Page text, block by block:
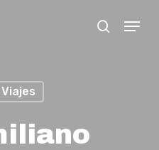
search
Menu